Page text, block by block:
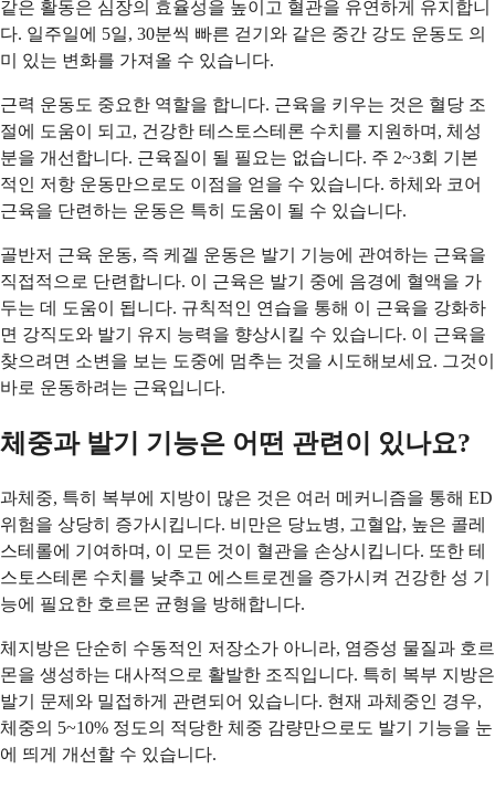
같은 활동은 심장의 효율성을 높이고 혈관을 유연하게 유지합니
다. 일주일에 5일, 30분씩 빠른 걷기와 같은 중간 강도 운동도 의
미 있는 변화를 가져올 수 있습니다.
근력 운동도 중요한 역할을 합니다. 근육을 키우는 것은 혈당 조
절에 도움이 되고, 건강한 테스토스테론 수치를 지원하며, 체성
분을 개선합니다. 근육질이 될 필요는 없습니다. 주 2~3회 기본
적인 저항 운동만으로도 이점을 얻을 수 있습니다. 하체와 코어
근육을 단련하는 운동은 특히 도움이 될 수 있습니다.
골반저 근육 운동, 즉 케겔 운동은 발기 기능에 관여하는 근육을
직접적으로 단련합니다. 이 근육은 발기 중에 음경에 혈액을 가
두는 데 도움이 됩니다. 규칙적인 연습을 통해 이 근육을 강화하
면 강직도와 발기 유지 능력을 향상시킬 수 있습니다. 이 근육을
찾으려면 소변을 보는 도중에 멈추는 것을 시도해보세요. 그것이
바로 운동하려는 근육입니다.
체중과 발기 기능은 어떤 관련이 있나요?
과체중, 특히 복부에 지방이 많은 것은 여러 메커니즘을 통해 ED
위험을 상당히 증가시킵니다. 비만은 당뇨병, 고혈압, 높은 콜레
스테롤에 기여하며, 이 모든 것이 혈관을 손상시킵니다. 또한 테
스토스테론 수치를 낮추고 에스트로겐을 증가시켜 건강한 성 기
능에 필요한 호르몬 균형을 방해합니다.
체지방은 단순히 수동적인 저장소가 아니라, 염증성 물질과 호르
몬을 생성하는 대사적으로 활발한 조직입니다. 특히 복부 지방은
발기 문제와 밀접하게 관련되어 있습니다. 현재 과체중인 경우,
체중의 5~10% 정도의 적당한 체중 감량만으로도 발기 기능을 눈
에 띄게 개선할 수 있습니다.